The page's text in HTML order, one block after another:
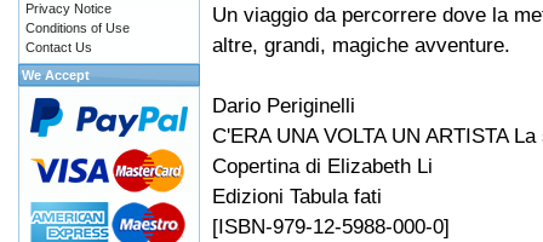
Un viaggio da percorrere dove la
altre, grandi, magiche avventure.
Dario Periginelli
C'ERA UNA VOLTA UN ARTISTA
Copertina di Elizabeth Li
Edizioni Tabula fati
[ISBN-979-12-5988-000-0]
Privacy Notice
Conditions of Use
Contact Us
We Accept